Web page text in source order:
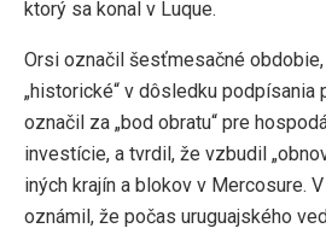
ktorý sa konal v Luque.
Orsi označil šesťmesačné
„historické“ v dôsledku podpísania
označil za „bod obratu“ pre
investície, a tvrdil, že vzbudil
iných krajín a blokov v Mercosure.
oznámil, že počas uruguajského